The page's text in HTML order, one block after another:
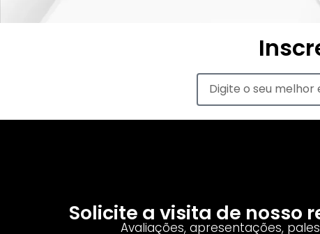
Solicite a visita de nosso
Avaliações, apresentações,